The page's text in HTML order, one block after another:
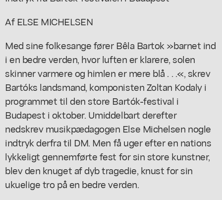
Af ELSE MICHELSEN
Med sine folkesange fører Bêla Bartok »barnet ind
i en bedre verden, hvor luften er klarere, solen
skinner varmere og himlen er mere blå . . .«, skrev
Bartóks landsmand, komponisten Zoltan Kodaly i
programmet til den store Bartók-festival i
Budapest i oktober. Umiddelbart derefter
nedskrev musikpædagogen Else Michelsen nogle
indtryk derfra til DM. Men få uger efter en nations
lykkeligt gennemførte fest for sin store kunstner,
blev den knuget af dyb tragedie, knust for sin
ukuelige tro på en bedre verden.